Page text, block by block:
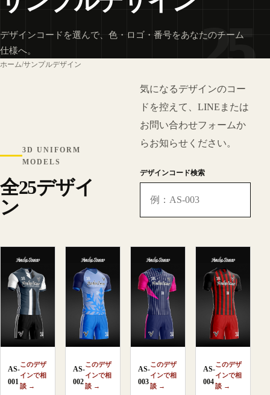
デザインコードを選んで、色・ロゴ・番号をあなたのチーム
仕様へ。
25
ホーム/サンプルデザイン
3D UNIFORM
MODELS
全25デザイ
ン
気になるデザインのコー
ドを控えて、LINEまたは
お問い合わせフォームか
らお知らせください。
デザインコード検索
AS-
001
このデザ
インで相
談 →
AS-
002
このデザ
インで相
談 →
AS-
003
このデザ
インで相
談 →
AS-
004
このデザ
インで相
談 →